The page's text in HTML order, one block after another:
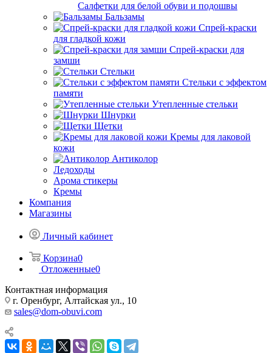
Салфетки для белой обуви и подошвы
Бальзамы
Спрей-краски
для гладкой кожи
Спрей-краски для
замши
Стельки
Стельки с эффектом
памяти
Утепленные стельки
Шнурки
Щетки
Кремы для лаковой
кожи
Антиколор
Ледоходы
Арома стикеры
Кремы
Компания
Магазины
Личный кабинет
Корзина0
Отложенные0
Контактная информация
г. Оренбург, Алтайская ул., 10
sales@dom-obuvi.com